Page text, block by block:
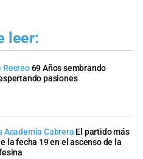
leer:
Recreo69 Años sembrando
pasiones
Academia Cabrera El partido más
la fecha 19 en el ascenso de la